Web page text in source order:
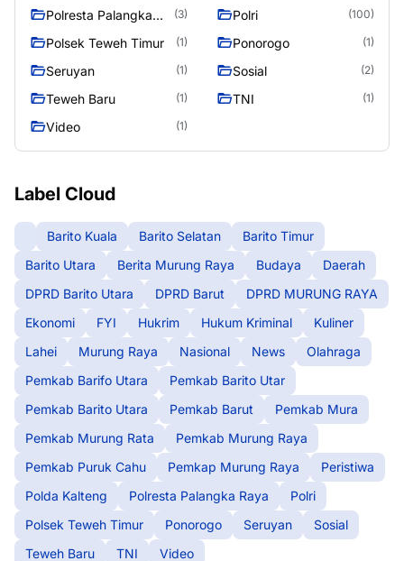
Polresta Palangka
(3) Polri (100)
Polsek Teweh Timur (1) Ponorogo (1)
Seruyan (1) Sosial (2)
Teweh Baru (1) TNI (1)
Video (1)
Label Cloud
Barito Kuala Barito Selatan
Barito Timur
Barito Utara
Berita Murung Raya Budaya
Daerah
DPRD Barito Utara
DPRD Barut
DPRD MURUNG RAYA
Ekonomi
FYI Hukrim Hukum Kriminal
Kuliner
Lahei
Murung Raya Nasional News
Olahraga
Pemkab Barifo Utara
Pemkab Barito Utar
Pemkab Barito Utara
Pemkab Barut
Pemkab Mura
Pemkab Murung Rata
Pemkab Murung Raya
Pemkab Puruk Cahu
Pemkap Murung Raya
Peristiwa
Polda Kalteng
Polresta Palangka Raya
Polri
Polsek Teweh Timur
Ponorogo Seruyan
Sosial
Teweh Baru
TNI Video